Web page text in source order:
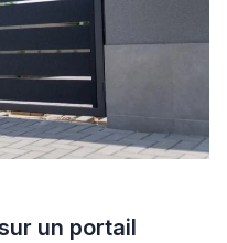
un portail